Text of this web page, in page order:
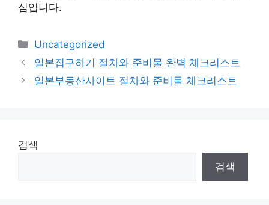
심입니다.
Categories
Uncategorized
일본집구하기 절차와 준비물 완벽 체크리스트
일본부동산사이트 절차와 준비물 체크리스트
검색
검색